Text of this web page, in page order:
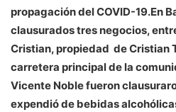
propagación del COVID-19.En
clausurados tres negocios,
Cristian, propiedad de Cristian
carretera principal de la
Vicente Noble fueron
expendió de bebidas